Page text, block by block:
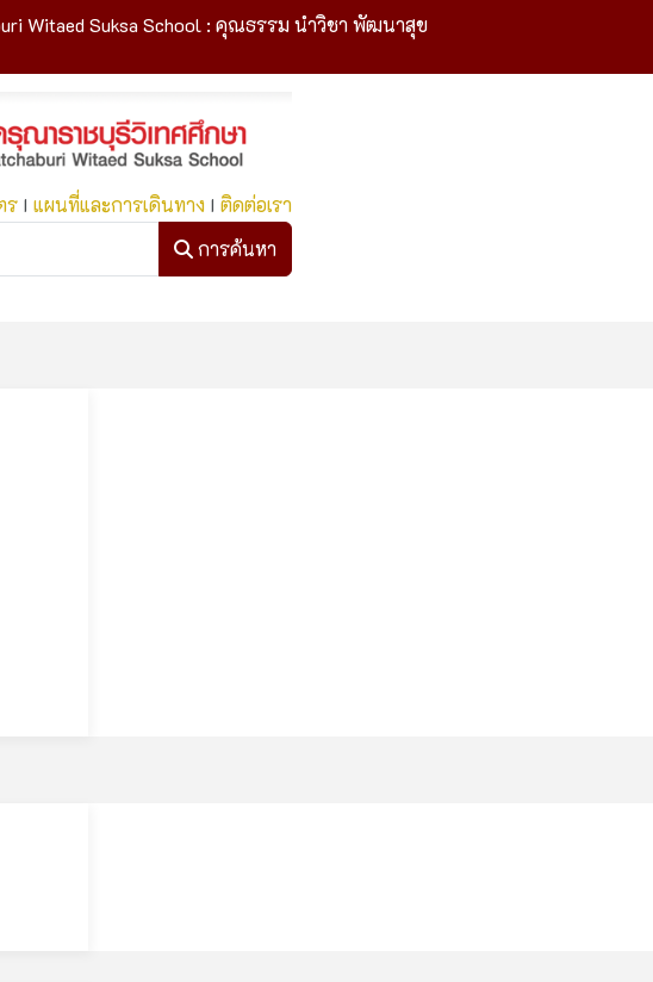
Witaed Suksa School : คุณธรรม นำวิชา พัฒนาสุข
ร Iแผนที่และการเดินทาง Iติดต่อเรา
การค้นหา